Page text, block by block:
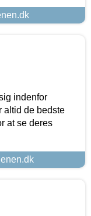
indenfor
altid de bedste
at se deres